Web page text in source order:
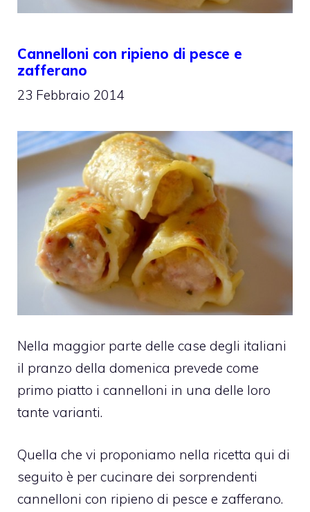
Cannelloni con ripieno di pesce e
zafferano
23 Febbraio 2014
Nella maggior parte delle case degli italiani
il pranzo della domenica prevede come
primo piatto i cannelloni in una delle loro
tante varianti.
Quella che vi proponiamo nella ricetta qui di
seguito è per cucinare dei sorprendenti
cannelloni con ripieno di pesce e zafferano.